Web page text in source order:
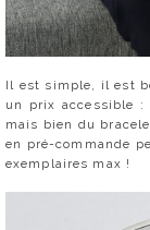
Il est simple, il est
un prix accessible :
mais bien du
en pré-commande
exemplaires max !